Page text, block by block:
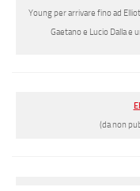
Young per arrivare fino ad
Gaetano e Lucio Dalla
(da non